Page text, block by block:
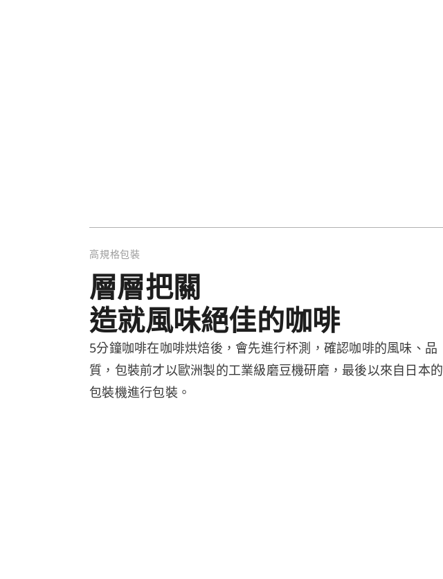
高規格包裝
層層把關
造就風味絕佳的咖啡
5分鐘咖啡在咖啡烘焙後，會先進行杯測，確認咖啡的風味、品
質，包裝前才以歐洲製的工業級磨豆機研磨，最後以來自日本的
包裝機進行包裝。